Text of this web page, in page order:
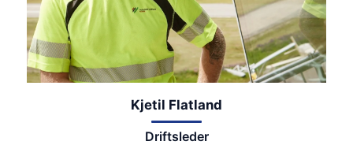
Kjetil Flatland
Driftsleder